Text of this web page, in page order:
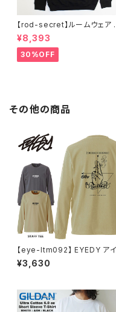
【rod-secret】ルームウェア
ーディー アーティスト バンド ア
ウトドア RODMAN BRAND ロ
ッドマンブランド Dennis Rod
man RODAMAN SECRET H
¥8,393
30%OFF
その他の商品
【eye-ltm092】 EYEDY ア
ィー 大きいサイズ メンズ ロン
Tシャツ STAFF TEE ロンT
Tシャツ
¥3,630